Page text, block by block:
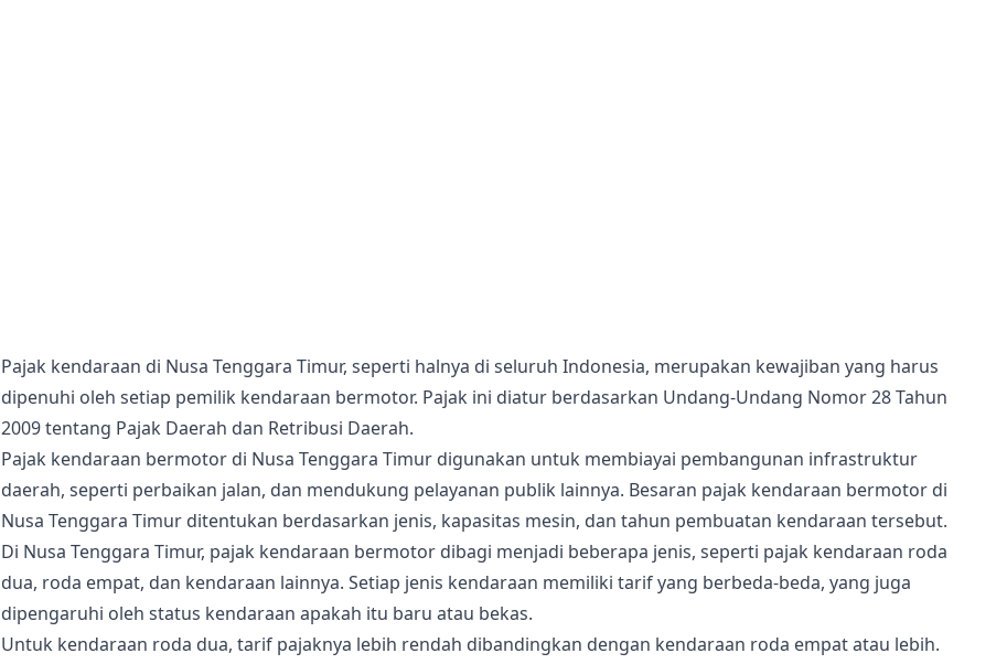
Pajak kendaraan di Nusa Tenggara Timur, seperti halnya di seluruh Indonesia, merupakan kewajiban yang harus
dipenuhi oleh setiap pemilik kendaraan bermotor. Pajak ini diatur berdasarkan Undang-Undang Nomor 28 Tahun
2009 tentang Pajak Daerah dan Retribusi Daerah.
Pajak kendaraan bermotor di Nusa Tenggara Timur digunakan untuk membiayai pembangunan infrastruktur
daerah, seperti perbaikan jalan, dan mendukung pelayanan publik lainnya. Besaran pajak kendaraan bermotor di
Nusa Tenggara Timur ditentukan berdasarkan jenis, kapasitas mesin, dan tahun pembuatan kendaraan tersebut.
Di Nusa Tenggara Timur, pajak kendaraan bermotor dibagi menjadi beberapa jenis, seperti pajak kendaraan roda
dua, roda empat, dan kendaraan lainnya. Setiap jenis kendaraan memiliki tarif yang berbeda-beda, yang juga
dipengaruhi oleh status kendaraan apakah itu baru atau bekas.
Untuk kendaraan roda dua, tarif pajaknya lebih rendah dibandingkan dengan kendaraan roda empat atau lebih.